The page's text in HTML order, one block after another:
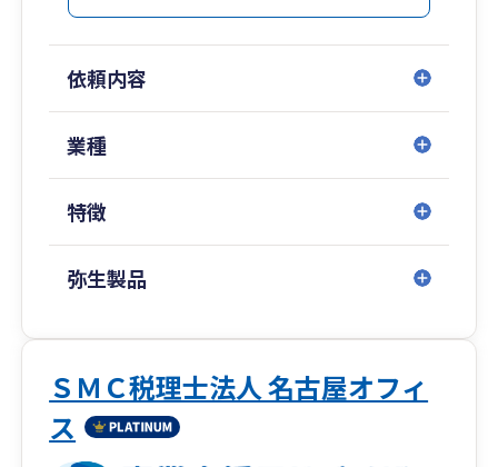
ポート可能です。
リモート面談も実施しているため、全国のお客様
依頼内容
業種
特徴
弥生製品
ＳＭＣ税理士法人 名古屋オフィ
ス